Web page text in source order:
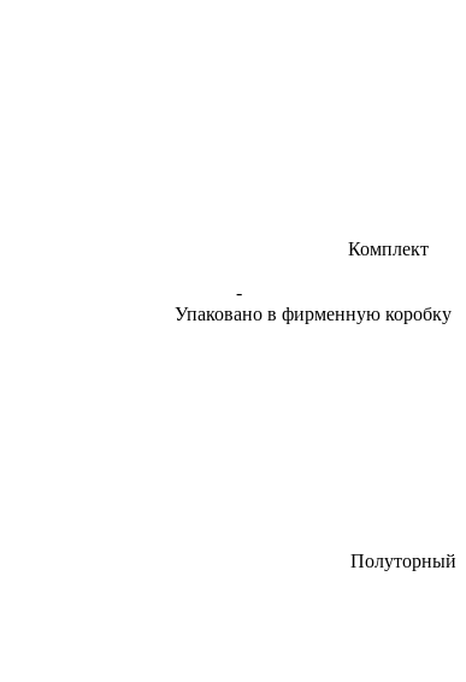
высокого качества. Комплект
70х70; -
в фирменную коробку
Полуторный